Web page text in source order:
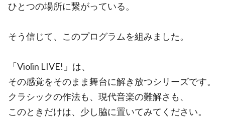
ひとつの場所に繋がっている。
そう信じて、このプログラムを組みました。
「Violin LIVE!」は、
その感覚をそのまま舞台に解き放つシリーズです。
クラシックの作法も、現代音楽の難解さも、
このときだけは、少し脇に置いてみてください。